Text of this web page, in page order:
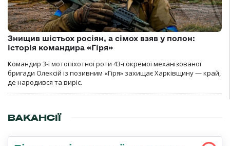
Знищив шістьох росіян, а сімох взяв у полон:
історія командира «Гіря»
Командир 3-ї мотопіхотної роти 43-ї окремої механізованої
бригади Олексій із позивним «Гіря» захищає Харківщину — край,
де народився та виріс.
ВАКАНСІЇ